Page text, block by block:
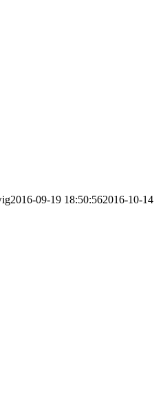
2016-09-19 18:50:562016-10-14